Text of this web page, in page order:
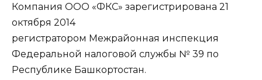
Компания ООО «ФКС» зарегистрирована 21
октября 2014
регистратором Межрайонная инспекция
Федеральной налоговой службы № 39 по
Республике Башкортостан.